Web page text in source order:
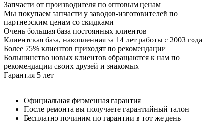
Запчасти от производителя по оптовым ценам
Мы покупаем запчасти у заводов-изготовителей по
партнерским ценам со скидками
Очень большая база постоянных клиентов
Клиентская база, накопленная за 14 лет работы с 2003 года
Более 75% клиентов приходят по рекомендации
Большинство новых клиентов обращаются к нам по
рекомендации своих друзей и знакомых
Гарантия 5 лет
Официальная фирменная гарантия
После ремонта вы получаете гарантийный талон
Бесплатно починим по гарантии в тот же день